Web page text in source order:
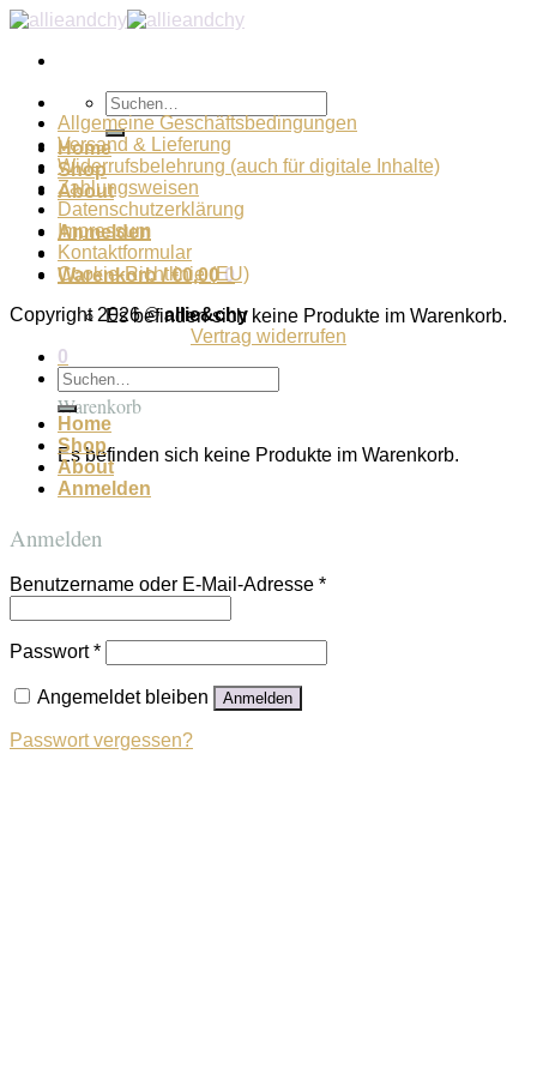
Zum
springen
Suchen
nach:
Home
Shop
About
Anmelden
Warenkorb /€0,00 0
Es befinden sich keine Produkte im Warenkorb.
0
Warenkorb
Es befinden sich keine Produkte im Warenkorb.
Allgemeine Geschäftsbedingungen
Versand & Lieferung
Widerrufsbelehrung (auch für digitale Inhalte)
Zahlungsweisen
Datenschutzerklärung
Impressum
Kontaktformular
Cookie-Richtlinie (EU)
Copyright 2026 ©allie&chy
Vertrag widerrufen
Suchen
nach:
Home
Shop
About
Anmelden
Anmelden
Benutzername oder E-Mail-Adresse *
Passwort*
Angemeldet bleiben Anmelden
Passwort vergessen?